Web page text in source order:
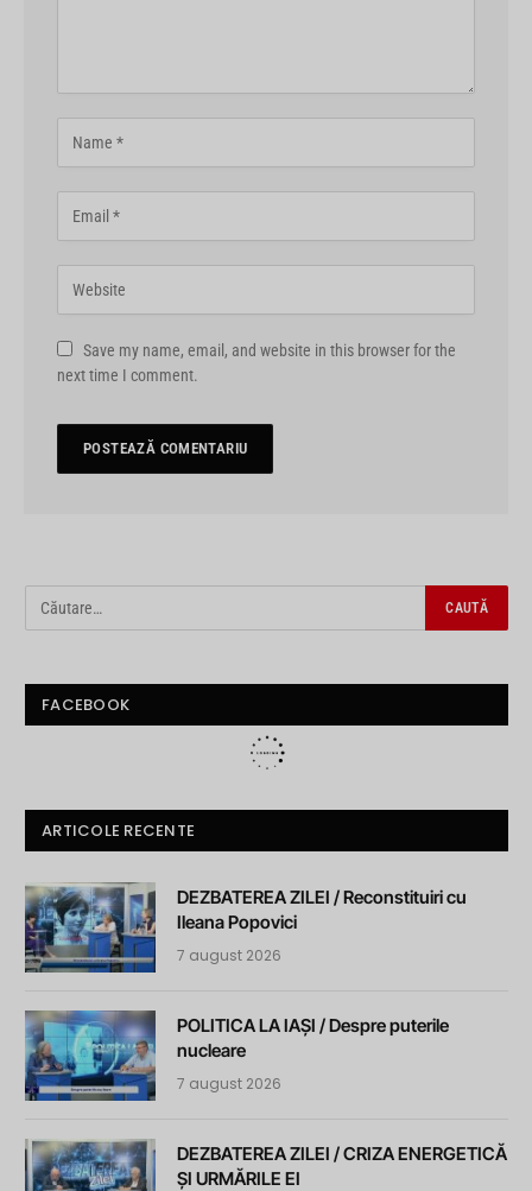
Save my name, email, and website in this browser for the
next time I comment.
FACEBOOK
ARTICOLE RECENTE
DEZBATEREA ZILEI / Reconstituiri cu
Ileana Popovici
7 august 2026
POLITICA LA IAȘI / Despre puterile
nucleare
7 august 2026
DEZBATEREA ZILEI / CRIZA ENERGETICĂ
ȘI URMĂRILE EI